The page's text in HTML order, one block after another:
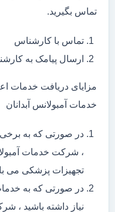
تماس بگیرید.
تماس با کارشناس
ارسال پیامک به
مزایای دریافت خدمات
خدمات آمبولانس آبدانان
در صورتی که به برخی
، شرکت خدمات
تجهیزات پزشکی می
در صورتی که به
نیاز داشته باشید ،